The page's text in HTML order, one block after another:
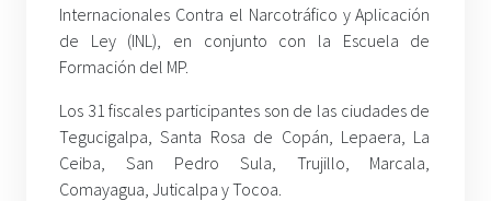
Internacionales Contra el Narcotráfico y Aplicación
de Ley (INL), en conjunto con la Escuela de
Formación del MP.
Los 31 fiscales participantes son de las ciudades de
Tegucigalpa, Santa Rosa de Copán, Lepaera, La
Ceiba, San Pedro Sula, Trujillo, Marcala,
Comayagua, Juticalpa y Tocoa.